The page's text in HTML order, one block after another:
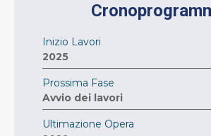
Inizio Lavori
2025
Prossima Fase
Avvio dei lavori
Ultimazione Opera